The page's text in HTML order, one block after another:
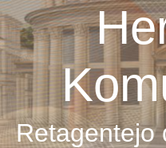
Retagentejo